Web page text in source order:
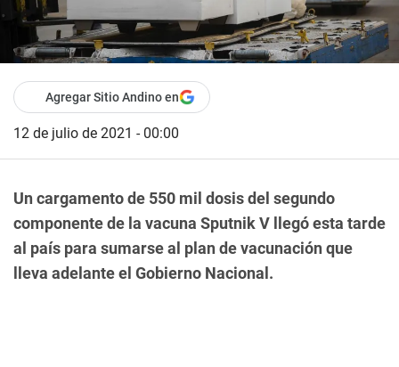
Agregar Sitio Andino en
12 de julio de 2021 - 00:00
Un cargamento de 550 mil dosis del segundo
componente de la vacuna Sputnik V llegó esta tarde
al país para sumarse al plan de vacunación que
lleva adelante el Gobierno Nacional.